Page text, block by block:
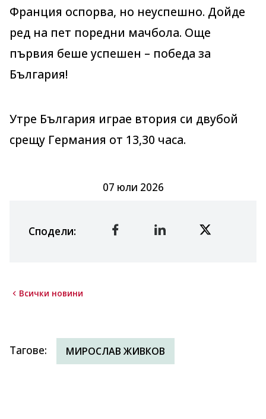
Франция оспорва, но неуспешно. Дойде
ред на пет поредни мачбола. Още
първия беше успешен – победа за
България!
Утре България играе втория си двубой
срещу Германия от 13,30 часа.
07 юли 2026
Сподели:
Всички новини
Тагове: МИРОСЛАВ ЖИВКОВ